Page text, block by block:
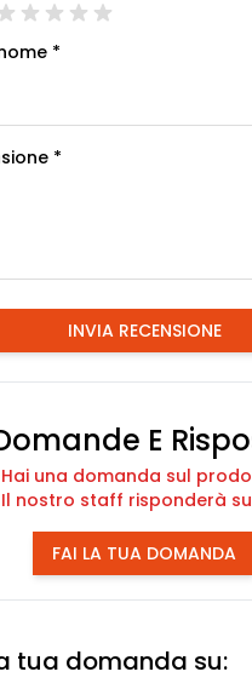
*
*
INVIA RECENSIONE
E
Hai una domanda sul
Il nostro staff risponderà
FAI LA TUA DOMANDA
tua domanda su: